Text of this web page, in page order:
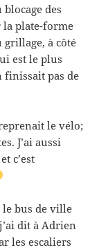
des
plate-forme
à côté
est le plus
finissait pas de
le vélo;
J’ai aussi
c’est
le bus de ville
dit à Adrien
les escaliers